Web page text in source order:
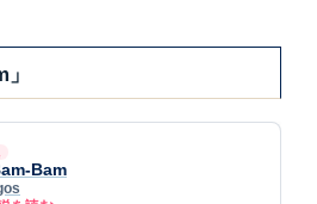
Bam